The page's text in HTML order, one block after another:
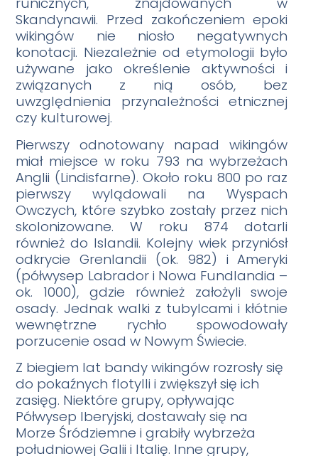
Skandynawii. Przed zakończeniem epoki
wikingów nie niosło negatywnych
konotacji. Niezależnie od etymologii było
używane jako określenie aktywności i
związanych z nią osób, bez
uwzględnienia przynależności etnicznej
czy kulturowej.
Pierwszy odnotowany napad wikingów
miał miejsce w roku 793 na wybrzeżach
Anglii (Lindisfarne). Około roku 800 po raz
pierwszy wylądowali na Wyspach
Owczych, które szybko zostały przez nich
skolonizowane. W roku 874 dotarli
również do Islandii. Kolejny wiek przyniósł
odkrycie Grenlandii (ok. 982) i Ameryki
(półwysep Labrador i Nowa Fundlandia –
ok. 1000), gdzie również założyli swoje
osady. Jednak walki z tubylcami i kłótnie
wewnętrzne rychło spowodowały
porzucenie osad w Nowym Świecie.
Z biegiem lat bandy wikingów rozrosły się
do pokaźnych flotylli i zwiększył się ich
zasięg. Niektóre grupy, opływając
Półwysep Iberyjski, dostawały się na
Morze Śródziemne i grabiły wybrzeża
południowej Galii i Italię. Inne grupy,